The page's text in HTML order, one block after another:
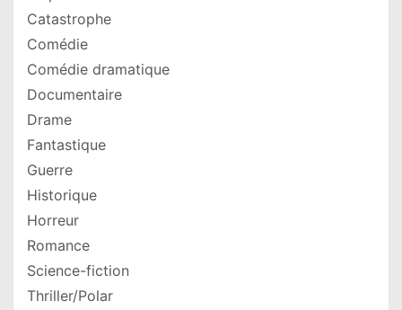
Catastrophe
Comédie
Comédie dramatique
Documentaire
Drame
Fantastique
Guerre
Historique
Horreur
Romance
Science-fiction
Thriller/Polar